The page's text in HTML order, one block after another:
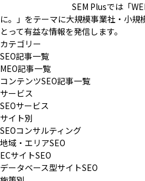
SEM Plusでは「
に。」をテーマに大規模事業社・小規
とって有益な情報を発信します。
カテゴリー
SEO記事一覧
MEO記事一覧
コンテンツSEO記事一覧
サービス
SEOサービス
サイト別
SEOコンサルティング
地域・エリアSEO
ECサイトSEO
データベース型サイトSEO